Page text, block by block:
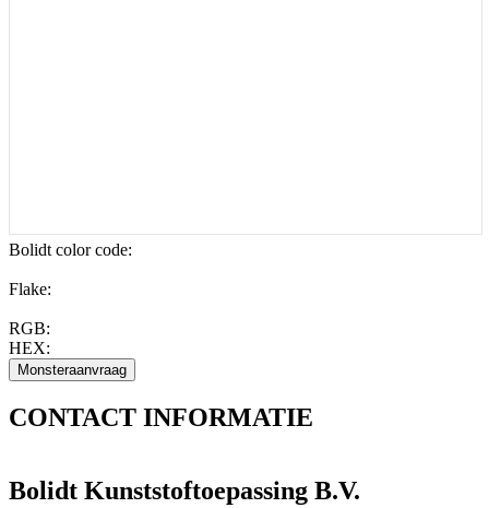
Bolidt color code:
Flake:
RGB:
HEX:
CONTACT INFORMATIE
Bolidt Kunststoftoepassing B.V.